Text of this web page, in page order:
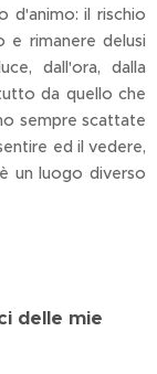
d'animo: il rischio
e rimanere delusi
dall'ora, dalla
da quello che
sempre scattate
ed il vedere,
un luogo diverso
delle mie